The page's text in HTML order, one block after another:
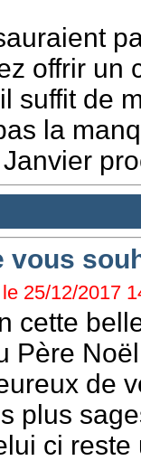
offrir un
suffit de
la
vous
25/12/2017
cette
Père
de
plus
ci reste